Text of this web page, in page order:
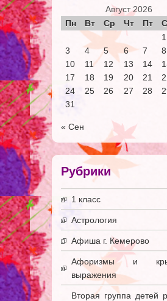
Август 2026
Пн
Вт Ср Чт Пт
1
3
4 5 6 7 8
10
11 12 13 14
17
18 19 20 21
24
25 26 27 28
31
« Сен
Рубрики
1 класс
Астрология
Афиша г. Кемерово
Афоризмы и
выражения
Вторая группа детей